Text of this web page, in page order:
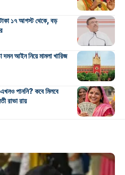
১৭ আগস্ট থেকে, বড়
দমন আইন নিয়ে মামলা খারিজ
পাননি? কবে মিলবে
রাভা রায়